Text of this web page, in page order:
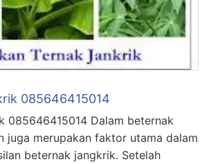
085646415014
085646415014 Dalam beternak
juga merupakan faktor utama dalam
beternak jangkrik. Setelah